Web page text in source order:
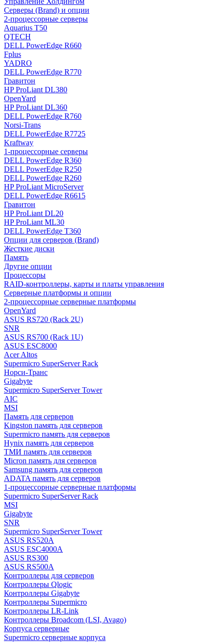
Серверы (Brand) и опции
2-процессорные серверы
Aquarius T50
QTECH
DELL PowerEdge R660
Fplus
YADRO
DELL PowerEdge R770
Гравитон
HP ProLiant DL380
OpenYard
HP ProLiant DL360
DELL PowerEdge R760
Norsi-Trans
DELL PowerEdge R7725
Kraftway
1-процессорные серверы
DELL PowerEdge R360
DELL PowerEdge R250
DELL PowerEdge R260
HP ProLiant MicroServer
DELL PowerEdge R6615
Гравитон
HP ProLiant DL20
HP ProLiant ML30
DELL PowerEdge T360
Опции для серверов (Brand)
Жесткие диски
Память
Другие опции
Процессоры
RAID-контроллеры, карты и платы управления
Серверные платформы и опции
2-процессорные серверные платформы
OpenYard
ASUS RS720 (Rack 2U)
SNR
ASUS RS700 (Rack 1U)
ASUS ESC8000
Acer Altos
Supermicro SuperServer Rack
Норси-Транс
Gigabyte
Supermicro SuperServer Tower
AIC
MSI
Память для серверов
Kingston память для серверов
Supermicro память для серверов
Hynix память для серверов
ТМИ память для серверов
Micron память для серверов
Samsung память для серверов
ADATA память для серверов
1-процессорные серверные платформы
Supermicro SuperServer Rack
MSI
Gigabyte
SNR
Supermicro SuperServer Tower
ASUS RS520A
ASUS ESC4000A
ASUS RS300
ASUS RS500A
Контроллеры для серверов
Контроллеры Qlogic
Контроллеры Gigabyte
Контроллеры Supermicro
Контроллеры LR-Link
Контроллеры Broadcom (LSI, Avago)
Корпуса серверные
Supermicro серверные корпуса